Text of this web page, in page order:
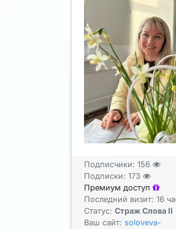
Подписчики: 156
Подписки: 173
Премиум доступ
Последний визит: 16
Статус: Страж Слова II
Ваш сайт: soloveva-